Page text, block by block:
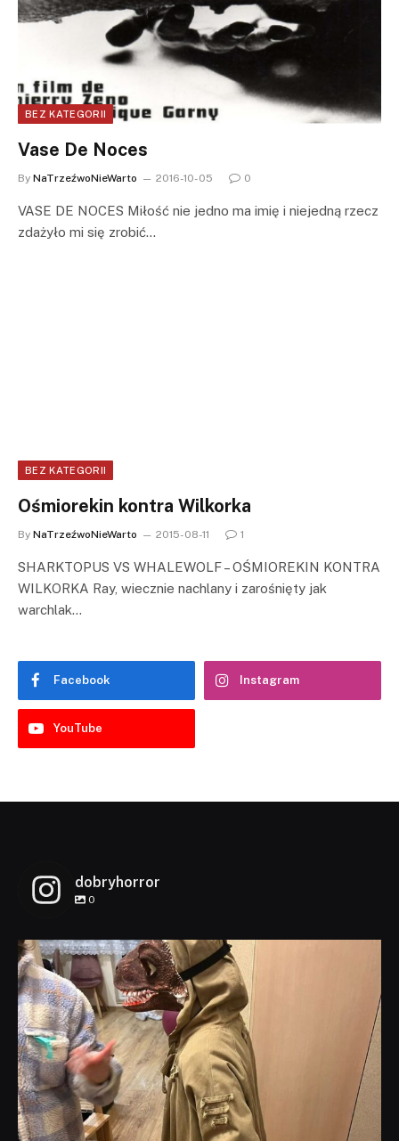
BEZ KATEGORII
Vase De Noces
By NaTrzeźwoNieWarto 2016-10-05 0
VASE DE NOCES Miłość nie jedno ma imię i niejedną rzecz
zdażyło mi się zrobić…
BEZ KATEGORII
Ośmiorekin kontra Wilkorka
By NaTrzeźwoNieWarto 2015-08-11 1
SHARKTOPUS VS WHALEWOLF – OŚMIOREKIN KONTRA
WILKORKA Ray, wiecznie nachlany i zarośnięty jak
warchlak…
Facebook Instagram
YouTube
dobryhorror
0
dobryhorror
Lis 1